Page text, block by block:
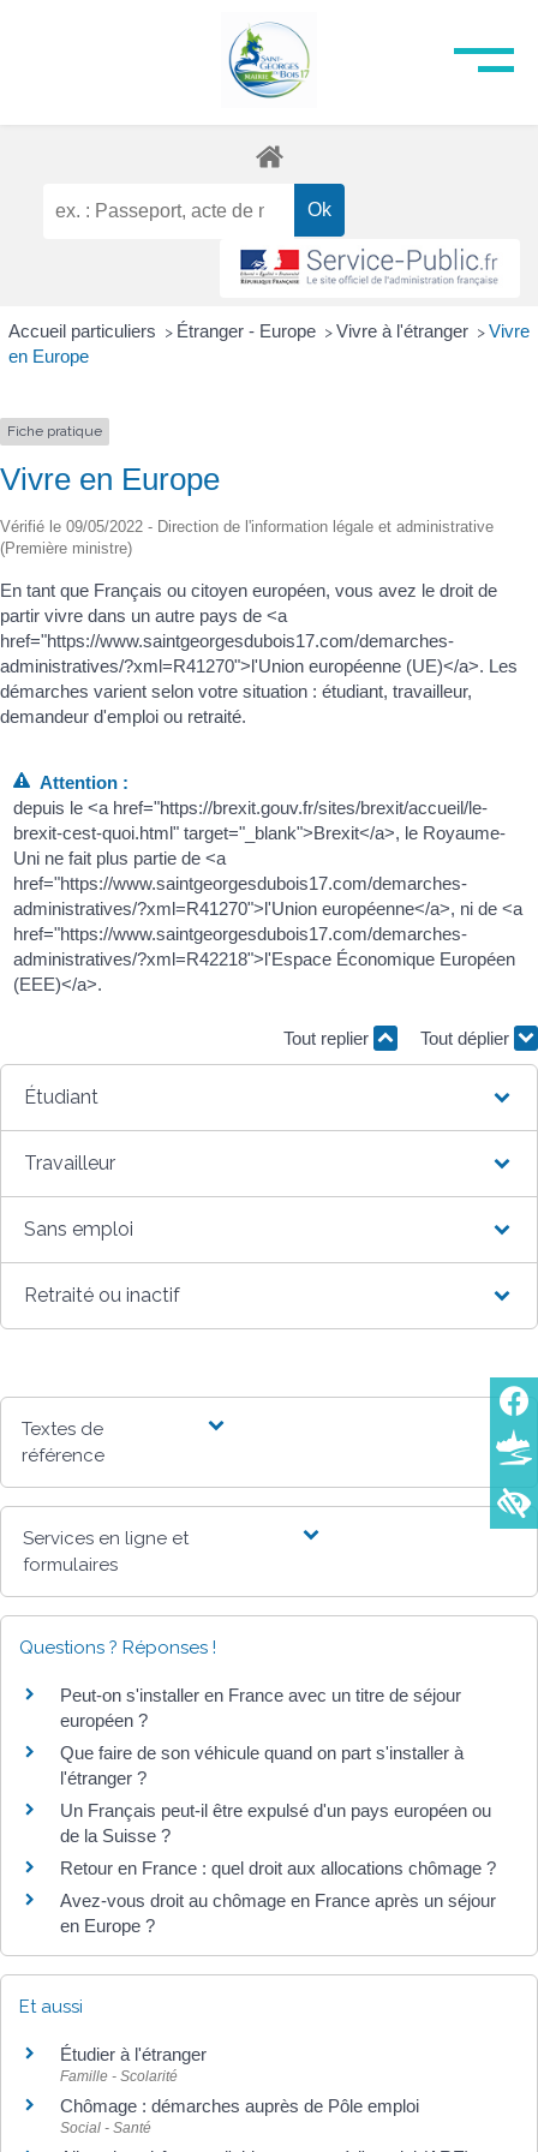
Accueil particuliers > Étranger - Europe > Vivre à l'étranger > Vivre
en Europe
Fiche pratique
Vivre en Europe
Vérifié le 09/05/2022 - Direction de l'information légale et administrative
(Première ministre)
En tant que Français ou citoyen européen, vous avez le droit de
partir vivre dans un autre pays de <a
href="https://www.saintgeorgesdubois17.com/demarches-
administratives/?xml=R41270">l'Union européenne (UE)</a>. Les
démarches varient selon votre situation : étudiant, travailleur,
demandeur d'emploi ou retraité.
Attention :
depuis le <a href="https://brexit.gouv.fr/sites/brexit/accueil/le-
brexit-cest-quoi.html" target="_blank">Brexit</a>, le Royaume-
Uni ne fait plus partie de <a
href="https://www.saintgeorgesdubois17.com/demarches-
administratives/?xml=R41270">l'Union européenne</a>, ni de <a
href="https://www.saintgeorgesdubois17.com/demarches-
administratives/?xml=R42218">l'Espace Économique Européen
(EEE)</a>.
Tout replier Tout déplier
Étudiant
Travailleur
Sans emploi
Retraité ou inactif
Textes de
référence
Services en ligne et
formulaires
Questions ? Réponses !
Peut-on s'installer en France avec un titre de séjour
européen ?
Que faire de son véhicule quand on part s'installer à
l'étranger ?
Un Français peut-il être expulsé d'un pays européen ou
de la Suisse ?
Retour en France : quel droit aux allocations chômage ?
Avez-vous droit au chômage en France après un séjour
en Europe ?
Et aussi
Étudier à l'étranger
Famille - Scolarité
Chômage : démarches auprès de Pôle emploi
Social - Santé